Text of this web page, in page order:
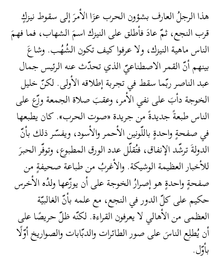
هذا الرجلُ العارف بشؤون الحرب عزَا الأمرَ إلى سقوط نيزكٍ
قرب النجع، ثمّ عادَ فأطلق على النيزك اسمَ الشهاب، فما فهمَ
الناس ماهية النيزك، ولا عرفوا كيف تكون الشُهُب. وشاعَ
بينهم أنّ القمر الاصطناعيّ الذي تحدّث عنه الرئيس جمال
عبد الناصر ربّما سقط في تجربة إطلاقه الأولى. لكنّ خليل
الخوجة دأبَ على نفي الأمر، وعقبَ صلاة الجمعة وزّع على
الناس طبعةً جديدةً من جريدة «صوت الحرب». كان يطبعها
في صفحةٍ واحدةٍ باللّونين الأحمر والأسود، ويفسّر ذلك بأنّ
الدولةَ ترشّد الإنفاق، فتُقلّل عدد الورق المطبوع، وتوفّر الحبرَ
للأخبار العظيمة الوشيكة. والأغربُ من طباعة صحيفةٍ من
صفحةٍ واحدةٍ هو إصرارُ الخوجة على أن يوزّعها ولدُه الأخرس
حكيم على كلّ الدور في النجع، مع علمه بأنّ الغالبيّة
العظمى من الأهالي لا يعرفون القراءة. لكنّه ظلّ حريصًا على
أن يُطلِع الناسَ على صور الطائرات والدبّابات والصواريخ أوّلًا
بأوّل.